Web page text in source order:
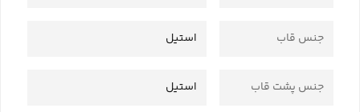
جنس قاب استیل
جنس پشت قاب استیل